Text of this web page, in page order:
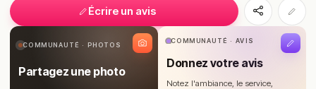
Écrire un avis
COMMUNAUTÉ · PHOTOS
Partagez une photo
COMMUNAUTÉ · AVIS
Donnez votre avis
Notez l'ambiance, le service,